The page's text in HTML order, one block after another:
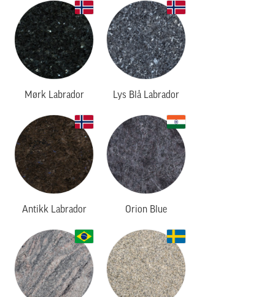
Mørk Labrador Lys Blå Labrador
Antikk Labrador Orion Blue